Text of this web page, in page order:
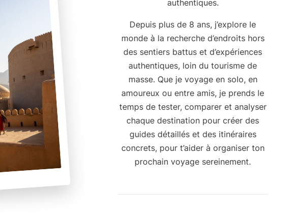
authentiques.
Depuis plus de 8 ans, j’explore le
monde à la recherche d’endroits hors
des sentiers battus et d’expériences
authentiques, loin du tourisme de
masse. Que je voyage en solo, en
amoureux ou entre amis, je prends le
temps de tester, comparer et analyser
chaque destination pour créer des
guides détaillés et des itinéraires
concrets, pour t’aider à organiser ton
prochain voyage sereinement.